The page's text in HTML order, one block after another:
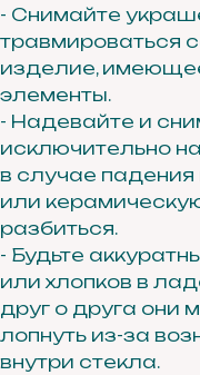
- Снимайте
травмироваться
изделие,
элементы.
- Надевайте и
исключительно
в случае падения
или
разбиться.
- Будьте
или хлопков в
друг о друга они
лопнуть из-за
внутри стекла.